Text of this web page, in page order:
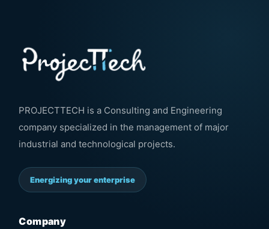
PROJECTTECH is a Consulting and Engineering
company specialized in the management of major
industrial and technological projects.
Energizing your enterprise
Company